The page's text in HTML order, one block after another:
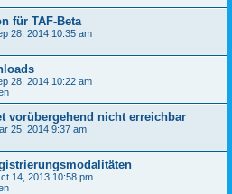
für TAF-Beta
28, 2014 10:35 am
28, 2014 10:22 am
vorübergehend nicht erreichbar
25, 2014 9:37 am
14, 2013 10:58 pm